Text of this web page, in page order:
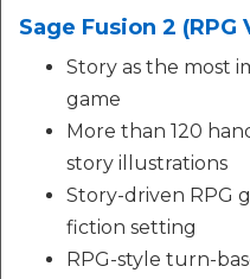
Sage Fusion 2 (RPG
Story as the most
game
More than 120
story illustrations
Story-driven RPG
fiction setting
RPG-style turn-